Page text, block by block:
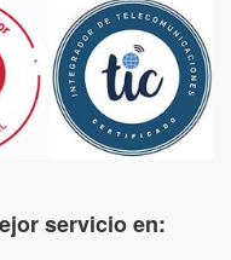
servicio en: